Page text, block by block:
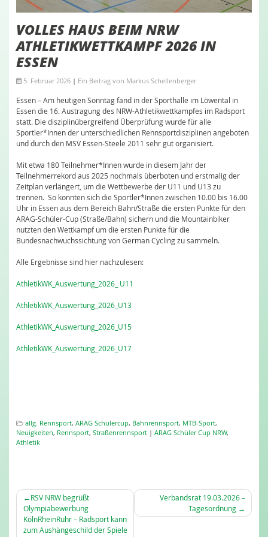
VOLLES HAUS BEIM NRW
ATHLETIKWETTKAMPF 2026 IN
ESSEN
5. Februar 2026 | Ein Beitrag von Markus Schellenberger
Essen – Am heutigen Sonntag fand in der Sporthalle im Löwental in
Essen die 16. Austragung des NRW-Athletikwettkampfes im Radsport
statt. Die disziplinübergreifend Überprüfung wurde für alle
Sportler*Innen der unterschiedlichen Rennsportdisziplinen angeboten
und durch den MSV Essen-Steele 2011 sehr gut organisiert.
Mit etwa 180 Teilnehmer*Innen wurde in diesem Jahr der
Teilnehmerrekord aus 2025 nochmals überboten und erstmalig der
Zeitplan verlängert, um die Wettbewerbe der U11 und U13 zu
trennen. So konnten sich die Sportler*Innen zwischen 10.00 bis 16.00
Uhr in Essen aus dem Bereich Bahn/Straße die ersten Punkte für den
ARAG-Schüler-Cup (Straße/Bahn) sichern und die Mountainbiker
nutzten den Wettkampf um die ersten Punkte für die
Bundesnachwuchssichtung von German Cycling zu sammeln.
Alle Ergebnisse sind hier nachzulesen:
AthletikWK_Auswertung_2026_ U11
AthletikWK_Auswertung_2026_U13
AthletikWK_Auswertung_2026_U15
AthletikWK_Auswertung_2026_U17
allg. Rennsport, ARAG Schülercup, Bahnrennsport, MTB-Sport,
Neuigkeiten, Rennsport, Straßenrennsport | ARAG Schüler Cup NRW,
Athletik
BEITRAGSNAVIGATION
RSV NRW begrüßt
Olympiabewerbung
KölnRheinRuhr – Radsport kann
zum Aushängeschild der Spiele
Verbandsrat 19.03.2026 –
Tagesordnung